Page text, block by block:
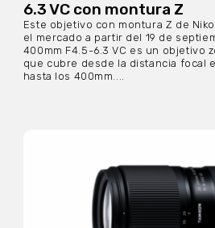
6.3 VC con montura Z
Este objetivo con montura Z de
el mercado a partir del 19 de
400mm F4.5-6.3 VC es un objetivo
que cubre desde la distancia focal
hasta los 400mm....